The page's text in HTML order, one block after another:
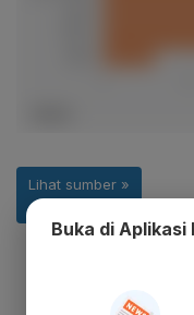
Buka di